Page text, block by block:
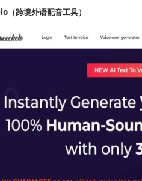
（跨境外语配音工具）